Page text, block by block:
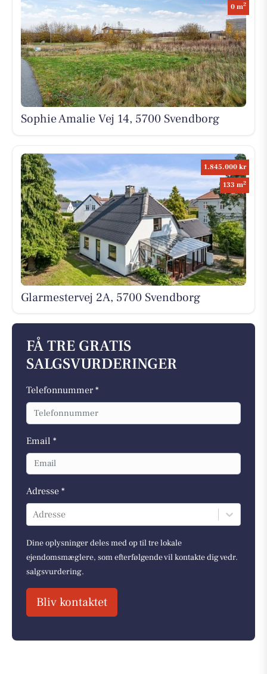
0 m2
Sophie Amalie Vej 14, 5700 Svendborg
1.845.000 kr
133 m2
Glarmestervej 2A, 5700 Svendborg
FÅ TRE GRATIS
SALGSVURDERINGER
Telefonnummer *
Email *
Adresse *
Adresse
Dine oplysninger deles med op til tre lokale
ejendomsmæglere, som efterfølgende vil kontakte dig vedr.
salgsvurdering.
Bliv kontaktet